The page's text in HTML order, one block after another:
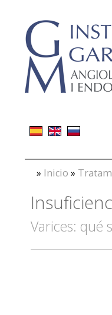
» Inicio »
Varices: qué